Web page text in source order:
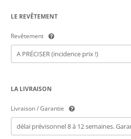
LE REVÊTEMENT
Revêtement
LA LIVRAISON
Livraison / Garantie